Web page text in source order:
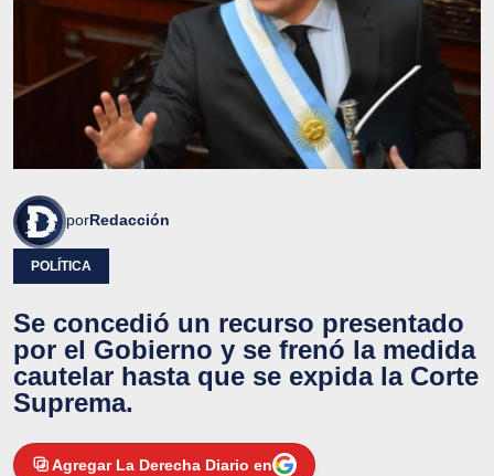
porRedacción
POLÍTICA
Se concedió un recurso presentado
por el Gobierno y se frenó la medida
cautelar hasta que se expida la Corte
Suprema.
Agregar La Derecha Diario en